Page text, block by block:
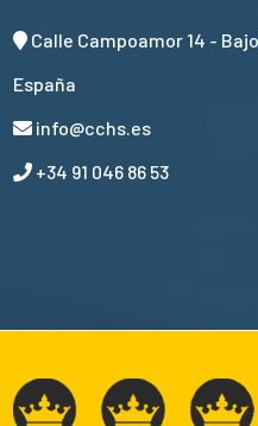
Calle Campoamor 14 -
España
info@cchs.es
+34 91 046 86 53